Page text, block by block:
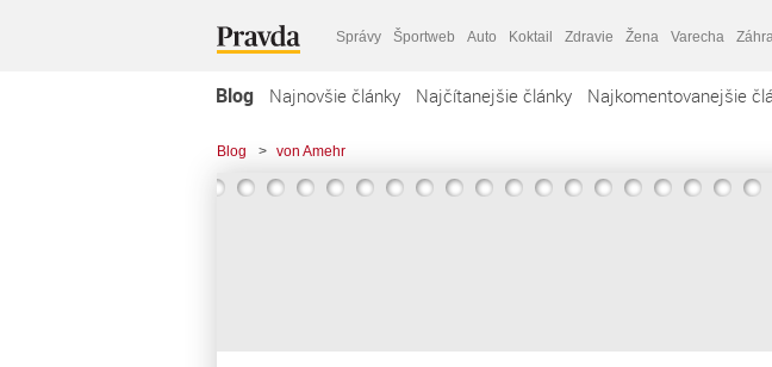
Správy Športweb Auto Koktail Zdravie Žena Varecha
Blog Najnovšie články Najčítanejšie články Najkomentovanejšie
Blog > von Amehr